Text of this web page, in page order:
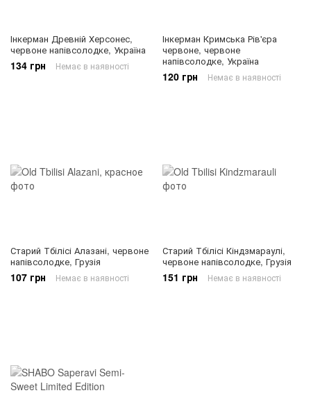
Інкерман Древній Херсонес,
червоне напівсолодке, Україна
134 грн Немає в наявності
Інкерман Кримська Рів'єра
червоне, червоне
напівсолодке, Україна
120 грн Немає в наявності
Старий Тбілісі Алазані, червоне
напівсолодке, Грузія
107 грн Немає в наявності
Старий Тбілісі Кіндзмараулі,
червоне напівсолодке, Грузія
151 грн Немає в наявності